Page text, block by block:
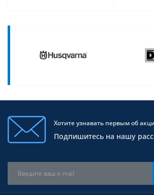
Хотите узнавать первым об
Подпишитесь на нашу